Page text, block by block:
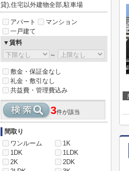
貸),住宅以外建物全部,駐車場
アパート
マンション
一戸建て
▼賃料
～
敷金・保証金なし
礼金・敷引なし
共益費・管理費込み
3件が該当
間取り
ワンルーム
1K
1DK
1LDK
2K
2DK